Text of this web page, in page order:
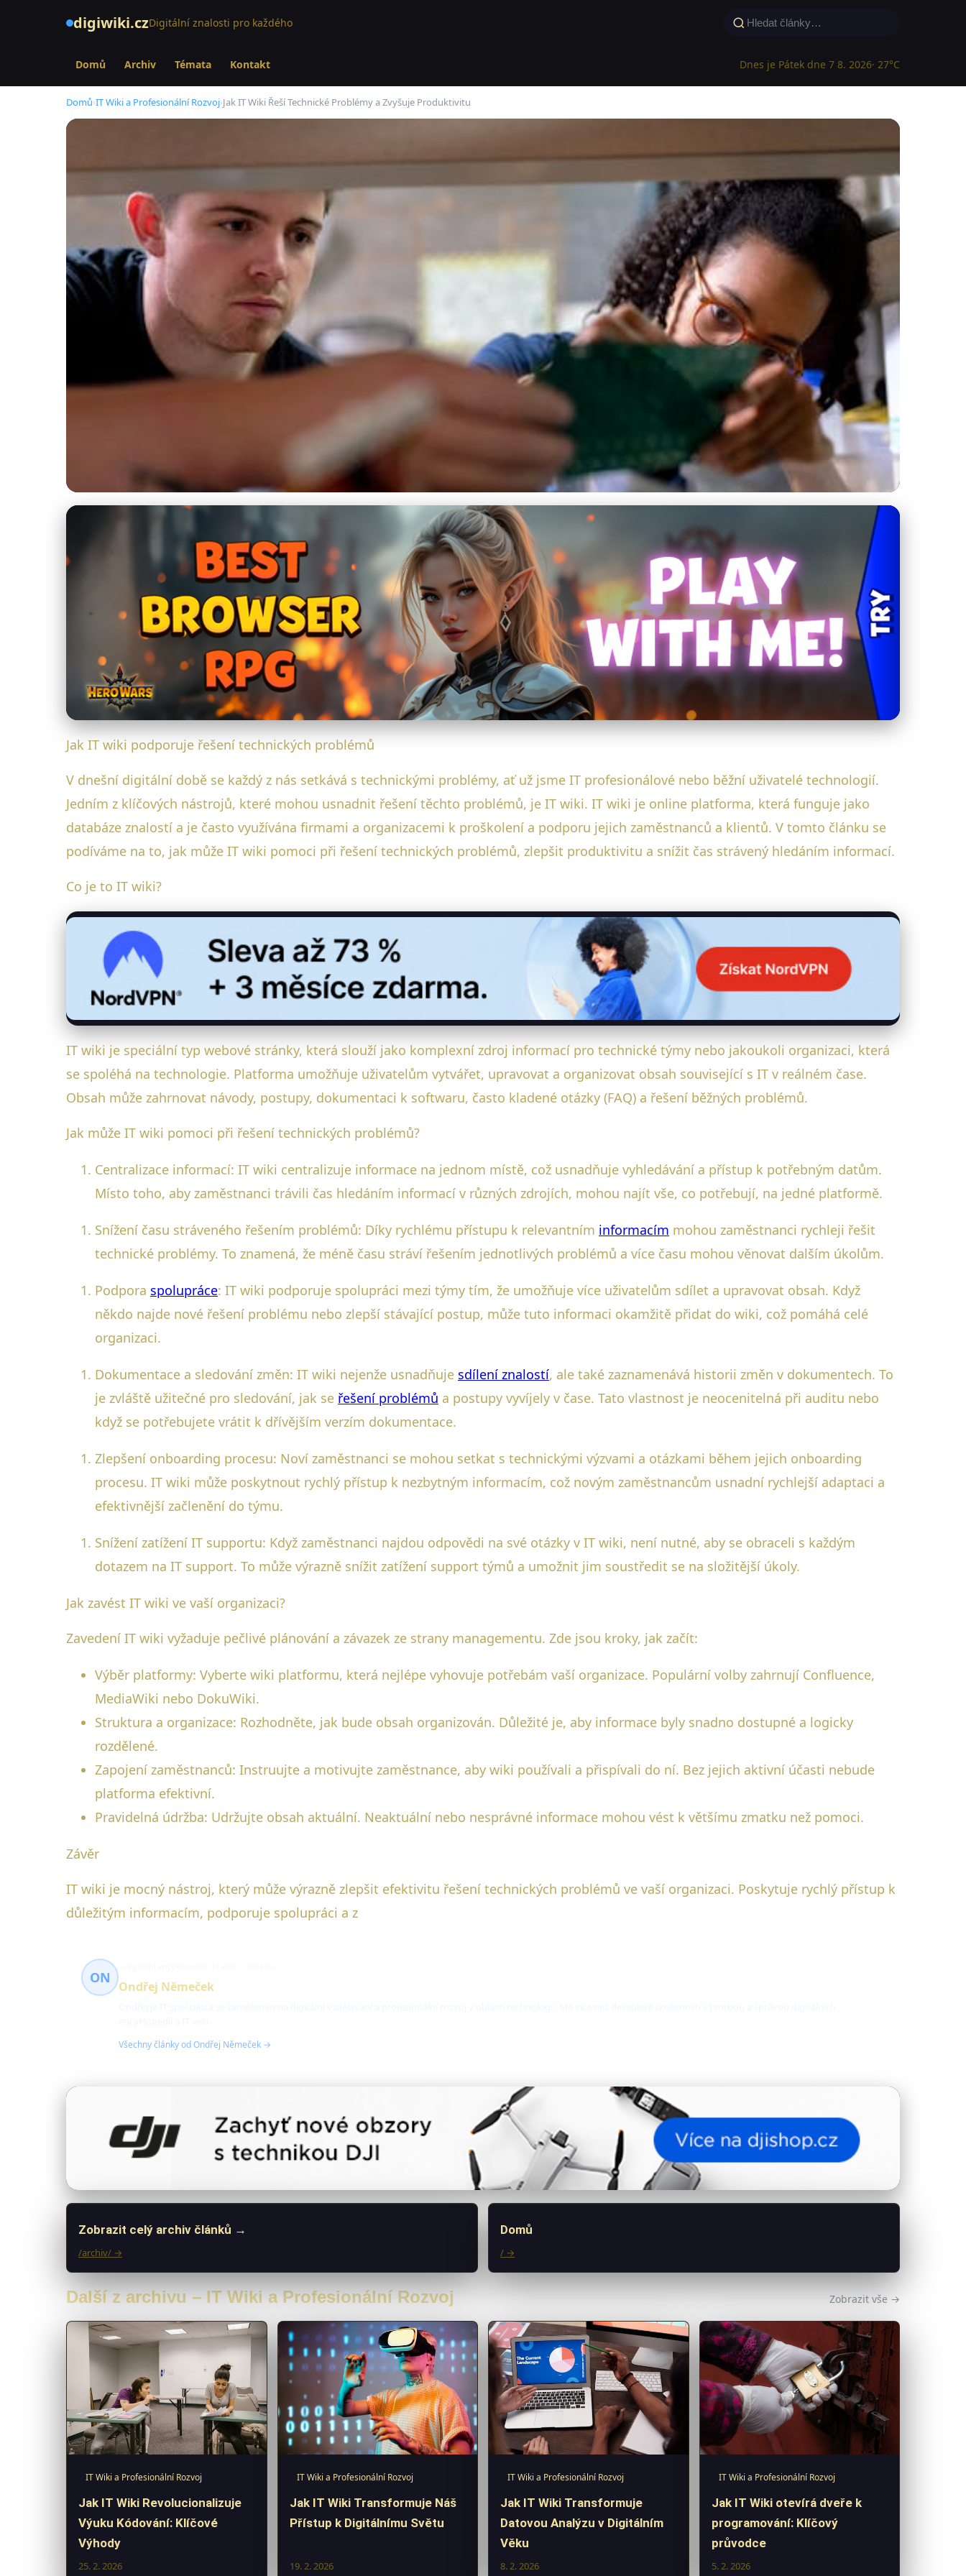
digiwiki.czDigitální znalosti pro každého
Domů Archiv Témata Kontakt Dnes je Pátek dne 7 8. 2026· 27°C
Domů›IT Wiki a Profesionální Rozvoj›Jak IT Wiki Řeší Technické Problémy a Zvyšuje Produktivitu
IT Wiki a Profesionální Rozvoj
Jak IT Wiki Řeší Technické Problémy a Zvyšuje Produktivitu
· 5 min čtení · Autor: Ondřej Němeček
Jak IT wiki podporuje řešení technických problémů
V dnešní digitální době se každý z nás setkává s technickými problémy, ať už jsme IT profesionálové nebo běžní uživatelé technologií.
Jedním z klíčových nástrojů, které mohou usnadnit řešení těchto problémů, je IT wiki. IT wiki je online platforma, která funguje jako
databáze znalostí a je často využívána firmami a organizacemi k proškolení a podporu jejich zaměstnanců a klientů. V tomto článku se
podíváme na to, jak může IT wiki pomoci při řešení technických problémů, zlepšit produktivitu a snížit čas strávený hledáním informací.
Co je to IT wiki?
IT wiki je speciální typ webové stránky, která slouží jako komplexní zdroj informací pro technické týmy nebo jakoukoli organizaci, která
se spoléhá na technologie. Platforma umožňuje uživatelům vytvářet, upravovat a organizovat obsah související s IT v reálném čase.
Obsah může zahrnovat návody, postupy, dokumentaci k softwaru, často kladené otázky (FAQ) a řešení běžných problémů.
Jak může IT wiki pomoci při řešení technických problémů?
Centralizace informací: IT wiki centralizuje informace na jednom místě, což usnadňuje vyhledávání a přístup k potřebným datům.
Místo toho, aby zaměstnanci trávili čas hledáním informací v různých zdrojích, mohou najít vše, co potřebují, na jedné platformě.
Snížení času stráveného řešením problémů: Díky rychlému přístupu k relevantním informacím mohou zaměstnanci rychleji řešit
technické problémy. To znamená, že méně času stráví řešením jednotlivých problémů a více času mohou věnovat dalším úkolům.
Podpora spolupráce: IT wiki podporuje spolupráci mezi týmy tím, že umožňuje více uživatelům sdílet a upravovat obsah. Když
někdo najde nové řešení problému nebo zlepší stávající postup, může tuto informaci okamžitě přidat do wiki, což pomáhá celé
organizaci.
Dokumentace a sledování změn: IT wiki nejenže usnadňuje sdílení znalostí, ale také zaznamenává historii změn v dokumentech. To
je zvláště užitečné pro sledování, jak se řešení problémů a postupy vyvíjely v čase. Tato vlastnost je neocenitelná při auditu nebo
když se potřebujete vrátit k dřívějším verzím dokumentace.
Zlepšení onboarding procesu: Noví zaměstnanci se mohou setkat s technickými výzvami a otázkami během jejich onboarding
procesu. IT wiki může poskytnout rychlý přístup k nezbytným informacím, což novým zaměstnancům usnadní rychlejší adaptaci a
efektivnější začlenění do týmu.
Snížení zatížení IT supportu: Když zaměstnanci najdou odpovědi na své otázky v IT wiki, není nutné, aby se obraceli s každým
dotazem na IT support. To může výrazně snížit zatížení support týmů a umožnit jim soustředit se na složitější úkoly.
Jak zavést IT wiki ve vaší organizaci?
Zavedení IT wiki vyžaduje pečlivé plánování a závazek ze strany managementu. Zde jsou kroky, jak začít:
Výběr platformy: Vyberte wiki platformu, která nejlépe vyhovuje potřebám vaší organizace. Populární volby zahrnují Confluence,
MediaWiki nebo DokuWiki.
Struktura a organizace: Rozhodněte, jak bude obsah organizován. Důležité je, aby informace byly snadno dostupné a logicky
rozdělené.
Zapojení zaměstnanců: Instruujte a motivujte zaměstnance, aby wiki používali a přispívali do ní. Bez jejich aktivní účasti nebude
platforma efektivní.
Pravidelná údržba: Udržujte obsah aktuální. Neaktuální nebo nesprávné informace mohou vést k většímu zmatku než pomoci.
Závěr
IT wiki je mocný nástroj, který může výrazně zlepšit efektivitu řešení technických problémů ve vaší organizaci. Poskytuje rychlý přístup k
důležitým informacím, podporuje spolupráci a z
ON
Ondřej Němeček
Všechny články od Ondřej Němeček →
Zobrazit celý archiv článků →
/archiv/ →
Domů
/ →
Další z archivu – IT Wiki a Profesionální Rozvoj Zobrazit vše →
IT Wiki a Profesionální Rozvoj
Jak IT Wiki Revolucionalizuje
Výuku Kódování: Klíčové
Výhody
25. 2. 2026
IT Wiki a Profesionální Rozvoj
Jak IT Wiki Transformuje Náš
Přístup k Digitálnímu Světu
19. 2. 2026
IT Wiki a Profesionální Rozvoj
Jak IT Wiki Transformuje
Datovou Analýzu v Digitálním
Věku
8. 2. 2026
IT Wiki a Profesionální Rozvoj
Jak IT Wiki otevírá dveře k
programování: Klíčový
průvodce
5. 2. 2026